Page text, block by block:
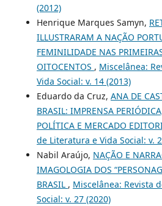
(2012)
Henrique Marques Samyn,
ILLUSTRARAM A NAÇÃO
FEMINILIDADE NAS
OITOCENTOS , Miscelânea:
Vida Social: v. 14 (2013)
Eduardo da Cruz, ANA DE
BRASIL: IMPRENSA
POLÍTICA E MERCADO
de Literatura e Vida Social: v.
Nabil Araújo, NAÇÃO E
IMAGOLOGIA DOS
BRASIL , Miscelânea: Revista
Social: v. 27 (2020)